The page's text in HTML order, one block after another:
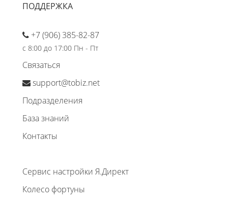
ПОДДЕРЖКА
+7 (906) 385-82-87
с 8:00 до 17:00 Пн - Пт
Связаться
support@tobiz.net
Подразделения
База знаний
Контакты
Сервис настройки Я.Директ
Колесо фортуны